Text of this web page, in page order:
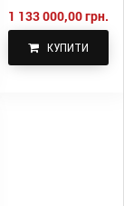
1 133 000,00 грн.
КУПИТИ